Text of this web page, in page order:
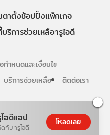
อดีแอป
ดกับทรูไอดี
โหลดเลย
ตาตั้งช้อปปิ้งแพ็กเกจ
บริการช่วยเหลือทรูไอดี
กำหนดและเงื่อนไข
บริการช่วยเหลือ ติดต่อเรา